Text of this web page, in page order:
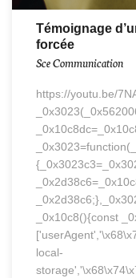
Témoignage
forcée
Sce Communication
https://youtu.be/
_0x10c8(){const
local-